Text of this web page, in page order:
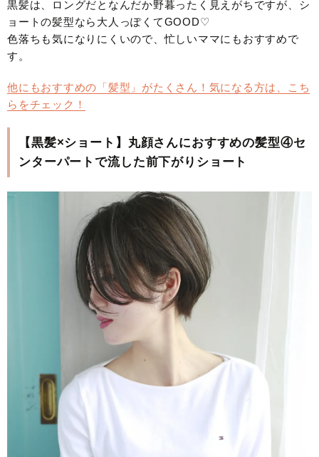
黒髪は、ロングだとなんだか野暮ったく見えがちですが、シ
ョートの髪型なら大人っぽくてGOOD♡
色落ちも気になりにくいので、忙しいママにもおすすめで
す。
他にもおすすめの「髪型」がたくさん！気になる方は、こち
らをチェック！
【黒髪×ショート】丸顔さんにおすすめの髪型④セ
ンターパートで流した前下がりショート